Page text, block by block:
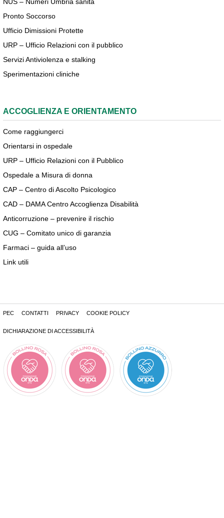
NUS – Numeri Umbria sanità
Pronto Soccorso
Ufficio Dimissioni Protette
URP – Ufficio Relazioni con il pubblico
Servizi Antiviolenza e stalking
Sperimentazioni cliniche
ACCOGLIENZA E ORIENTAMENTO
Come raggiungerci
Orientarsi in ospedale
URP – Ufficio Relazioni con il Pubblico
Ospedale a Misura di donna
CAP – Centro di Ascolto Psicologico
CAD – DAMA Centro Accoglienza Disabilità
Anticorruzione – prevenire il rischio
CUG – Comitato unico di garanzia
Farmaci – guida all’uso
Link utili
PEC CONTATTI PRIVACY COOKIE POLICY
DICHIARAZIONE DI ACCESSIBILITÀ